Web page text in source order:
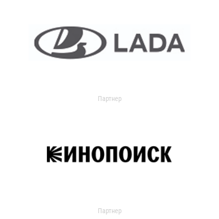
Партнер
Партнер